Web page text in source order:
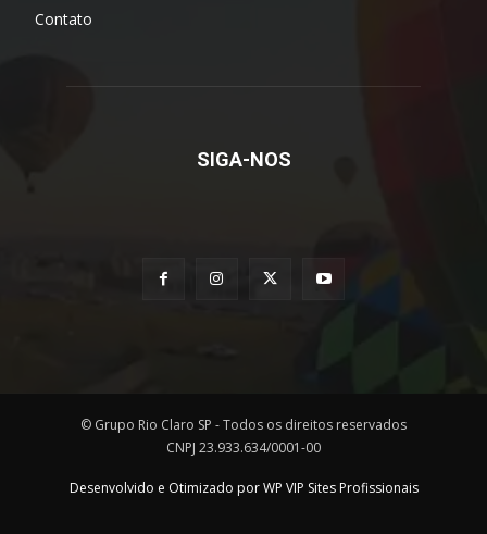
Contato
SIGA-NOS
© Grupo Rio Claro SP - Todos os direitos reservados
CNPJ 23.933.634/0001-00
Desenvolvido e Otimizado por WP VIP Sites Profissionais